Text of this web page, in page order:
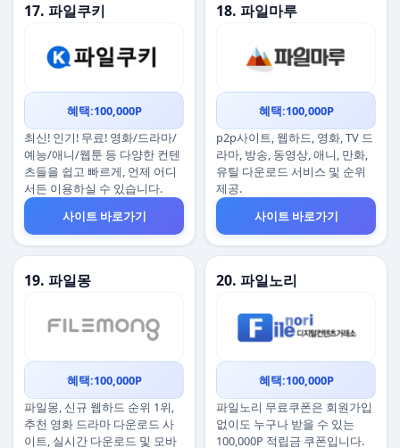
17. 파일쿠키
혜택:100,000P
최신! 인기! 무료! 영화/드라마/
예능/애니/웹툰 등 다양한 컨텐
츠들을 쉽고 빠르게, 언제 어디
서든 이용하실 수 있습니다.
사이트 바로가기
18. 파일마루
혜택:100,000P
p2p사이트, 웹하드, 영화, TV 드
라마, 방송, 동영상, 애니, 만화,
유틸 다운로드 서비스 및 순위
제공.
사이트 바로가기
19. 파일몽
혜택:100,000P
파일몽, 신규 웹하드 순위 1위,
추천 영화 드라마 다운로드 사
이트, 실시간 다운로드 및 모바
20. 파일노리
혜택:100,000P
파일노리 무료쿠폰은 회원가입
없이도 누구나 받을 수 있는
100,000P 적립금 쿠폰입니다.